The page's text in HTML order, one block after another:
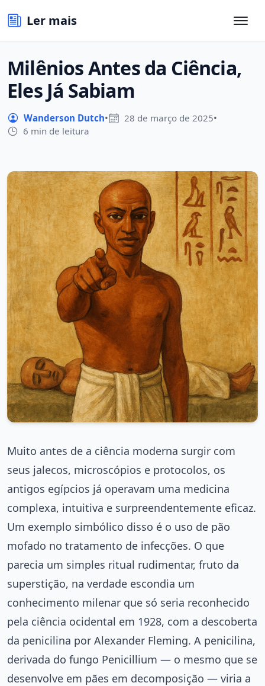
Ler mais
Milênios Antes da Ciência,
Eles Já Sabiam
Wanderson Dutch• 28 de março de 2025•
6 min de leitura
Muito antes de a ciência moderna surgir com
seus jalecos, microscópios e protocolos, os
antigos egípcios já operavam uma medicina
complexa, intuitiva e surpreendentemente eficaz.
Um exemplo simbólico disso é o uso de pão
mofado no tratamento de infecções. O que
parecia um simples ritual rudimentar, fruto da
superstição, na verdade escondia um
conhecimento milenar que só seria reconhecido
pela ciência ocidental em 1928, com a descoberta
da penicilina por Alexander Fleming. A penicilina,
derivada do fungo Penicillium — o mesmo que se
desenvolve em pães em decomposição — viria a